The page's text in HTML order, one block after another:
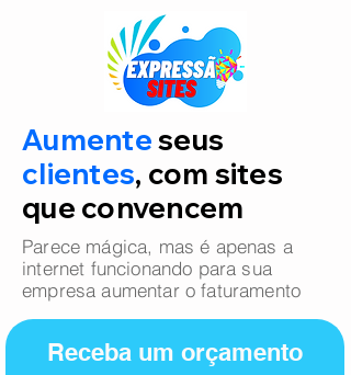
Aumenteseus
clientes, com sites
que convencem
Parece mágica, mas é apenas a
internet funcionando para sua
empresa aumentar o faturamento
Receba um orçamento